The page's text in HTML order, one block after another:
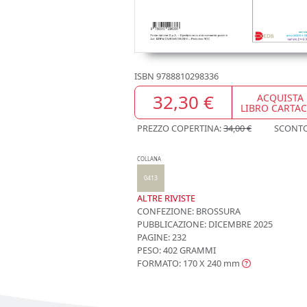
ISBN 9788810298336
32,30 € ACQUISTA
LIBRO
PREZZO COPERTINA:34,00 €
COLLANA
0413
ALTRE RIVISTE
CONFEZIONE: BROSSURA
PUBBLICAZIONE: DICEMBRE 2025
PAGINE: 232
PESO: 402 GRAMMI
FORMATO: 170 X 240 mm